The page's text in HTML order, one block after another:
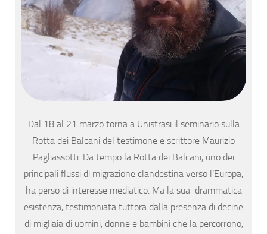
Dal 18 al 21 marzo torna a Unistrasi il seminario sulla
Rotta dei Balcani del testimone e scrittore Maurizio
Pagliassotti. Da tempo la Rotta dei Balcani, uno dei
principali flussi di migrazione clandestina verso l’Europa,
ha perso di interesse mediatico. Ma la sua drammatica
esistenza, testimoniata tuttora dalla presenza di decine
di migliaia di uomini, donne e bambini che la percorrono,